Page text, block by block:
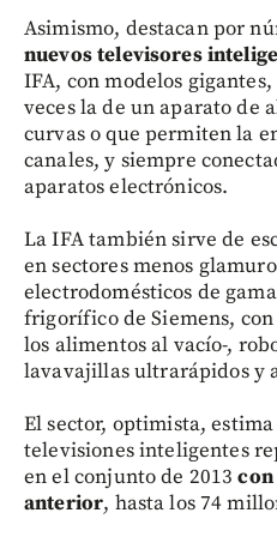
Asimismo, destacan por
nuevos televisores
IFA, con modelos
veces la de un aparato de
curvas o que permiten la
canales, y siempre
aparatos electrónicos.
La IFA también sirve de
en sectores menos
electrodomésticos de
frigorífico de Siemens,
los alimentos al vacío-,
lavavajillas ultrarápidos y
El sector, optimista,
televisiones inteligentes
en el conjunto de 2013
anterior, hasta los 74